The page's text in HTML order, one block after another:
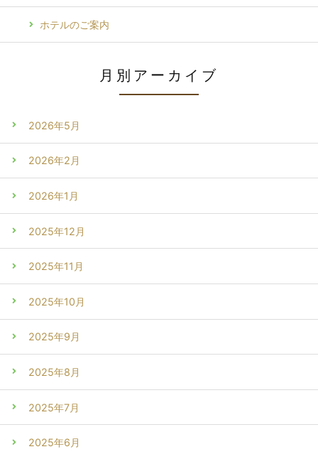
ホテルのご案内
月別アーカイブ
2026年5月
2026年2月
2026年1月
2025年12月
2025年11月
2025年10月
2025年9月
2025年8月
2025年7月
2025年6月